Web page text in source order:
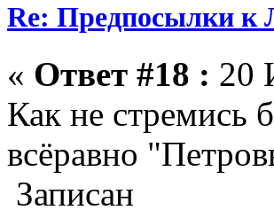
Re: Предпосылки к
« Ответ #18 : 20
Как не стремись
всёравно
Записан